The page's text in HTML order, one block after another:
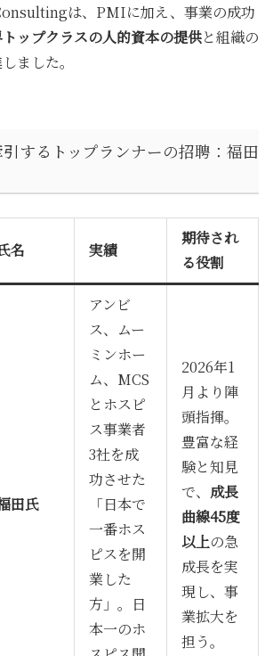
は、PMIに加え、事業の成功
ップクラスの人的資本の提供と組織の
ました。
するトップランナーの招聘：福田
名 実績
期待され
る役割
田氏
アンビ
ス、ムー
ミンホー
ム、MCS
とホスピ
ス事業者
3社を成
功させた
「日本で
一番ホス
ピスを開
業した
方」 。日
本一のホ
2026年1
月より陣
頭指揮。
豊富な経
験と知見
で、 成長
曲線45度
以上の急
成長を実
現し、事
業拡大を
担う。